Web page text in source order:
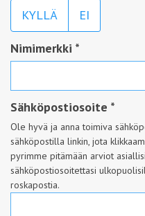
KYLLÄ EI
Nimimerkki *
Sähköpostiosoite *
Ole hyvä ja anna toimiva
sähköpostilla linkin, jota
pyrimme pitämään arviot
sähköpostiosoitettasi
roskapostia.